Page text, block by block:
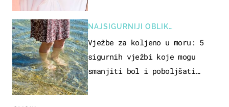
NAJSIGURNIJI OBLIK
REKREACIJE
Vježbe za koljeno u moru: 5
sigurnih vježbi koje mogu
smanjiti bol i poboljšati